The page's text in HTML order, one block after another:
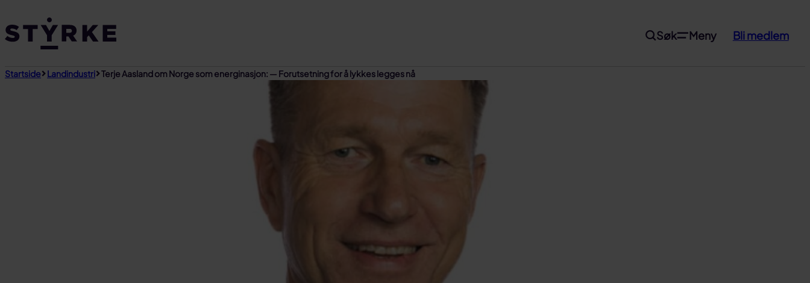
til
innhold
Søk Meny Bli medlem
Startside Landindustri Terje Aasland om Norge som energinasjon: — Forutsetning for å lykkes legges nå